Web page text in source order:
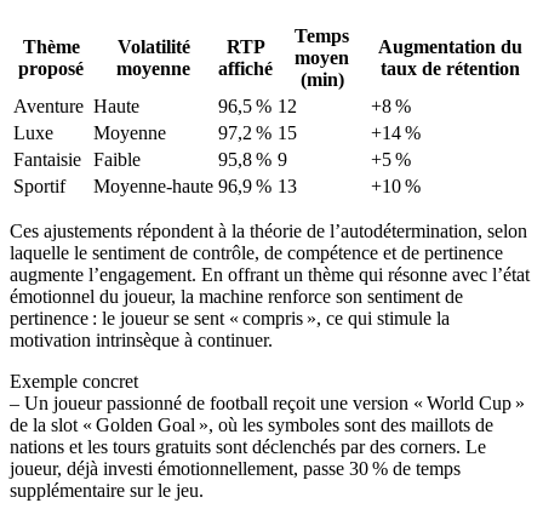
Thème
proposé
Volatilité
moyenne
RTP
affiché
Temps
moyen
(min)
Augmentation du
taux de rétention
Aventure Haute 96,5 % 12
+8 %
Luxe
Moyenne 97,2 % 15
+14 %
Fantaisie Faible 95,8 % 9
+5 %
Sportif
Moyenne‑haute 96,9 % 13 +10 %
Ces ajustements répondent à la théorie de l’autodétermination, selon
laquelle le sentiment de contrôle, de compétence et de pertinence
augmente l’engagement. En offrant un thème qui résonne avec l’état
émotionnel du joueur, la machine renforce son sentiment de
pertinence : le joueur se sent « compris », ce qui stimule la
motivation intrinsèque à continuer.
Exemple concret
– Un joueur passionné de football reçoit une version « World Cup »
de la slot « Golden Goal », où les symboles sont des maillots de
nations et les tours gratuits sont déclenchés par des corners. Le
joueur, déjà investi émotionnellement, passe 30 % de temps
supplémentaire sur le jeu.